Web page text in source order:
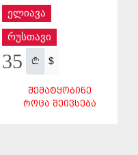
ელიავა
რუსთავი
35 $
ᲨᲔᲛᲐᲢᲧᲝᲑᲘᲜᲔ
ᲠᲝᲪᲐ ᲨᲔᲘᲕᲡᲔᲑᲐ